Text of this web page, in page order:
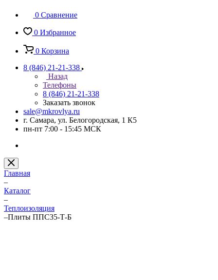
0 Сравнение
0 Избранное
0 Корзина
8 (846) 21-21-338
Назад
Телефоны
8 (846) 21-21-338
Заказать звонок
sale@mkrovlya.ru
г. Самара, ул. Белогородская, 1 К5
пн-пт 7:00 - 15:45 МСК
Главная
–
Каталог
–
Теплоизоляция
–Плиты ППС35-Т-Б